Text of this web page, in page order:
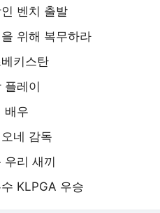
벤치 출발
위해 복무하라
키스탄
플레이
배우
네 감독
우리 새끼
KLPGA 우승